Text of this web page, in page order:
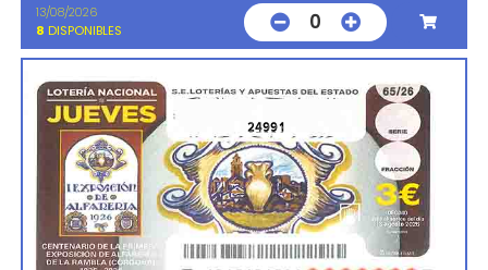
13/08/2026
8 DISPONIBLES 0
24991